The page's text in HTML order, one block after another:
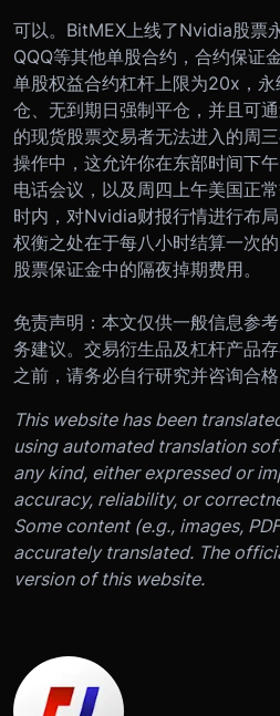
可以。BitMEX上线了Nvidia股票
QQQ等其他单股合约，合约保证
单股权益合约杠杆上限为20x，
仓、无到期日强制平仓，并且可
的现货股票交易者无法进入的周
操作中，这允许你在东部时间下
电话会议，以及周四上午美国正
时内，对Nvidia财报行情进行布局
权衡之处在于每八小时结算一次
股票保证金中的隔夜掉期费用。
免责声明：本文仅供一般信息参
务建议。交易衍生品及杠杆产品
之前，请务必自行研究并咨询合格
This website has been
using automated translation
any kind, either expressed or
accuracy, reliability, or
Some content (e.g., images,
accurately translated. The
version of this website.